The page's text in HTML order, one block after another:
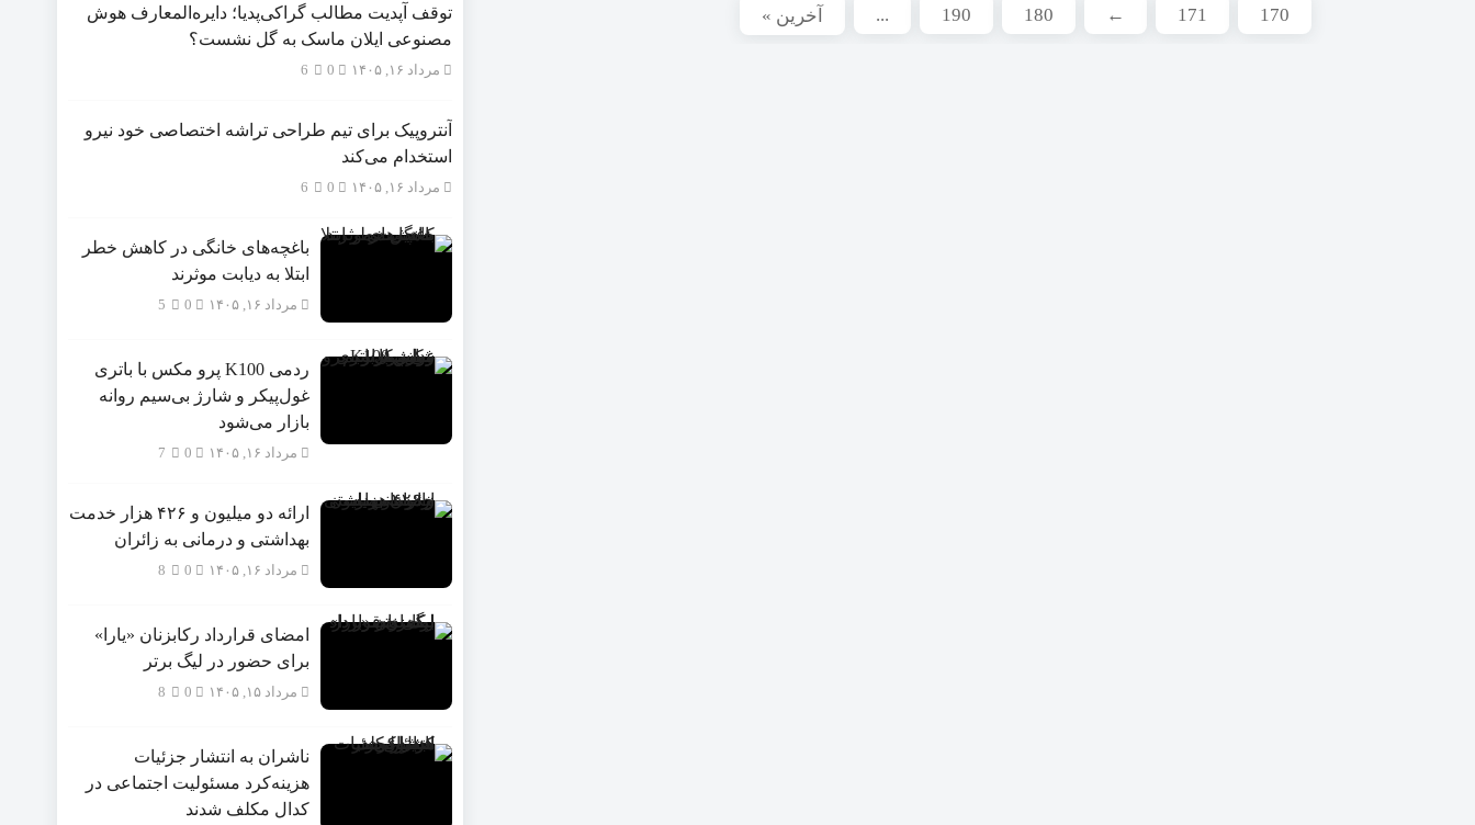
170
171
←
180
190
... آخرین »
توقف آپدیت مطالب گراکی‌پدیا؛ دایره‌المعارف هوش
مصنوعی ایلان ماسک به گل نشست؟
مرداد ۱۶, ۱۴۰۵ 6
آنتروپیک برای تیم طراحی تراشه اختصاصی خود نیرو
استخدام می‌کند
مرداد ۱۶, ۱۴۰۵ 6
باغچه‌های خانگی در کاهش خطر
ابتلا به دیابت موثرند
مرداد ۱۶, ۱۴۰۵ 5
ردمی K100 پرو مکس با باتری
غول‌پیکر و شارژ بی‌سیم روانه
بازار می‌شود
مرداد ۱۶, ۱۴۰۵ 7
ارائه دو میلیون و ۴۲۶ هزار خدمت
بهداشتی و درمانی به زائران
مرداد ۱۶, ۱۴۰۵ 8
امضای قرارداد رکابزنان «یارا»
برای حضور در لیگ برتر
مرداد ۱۵, ۱۴۰۵ 8
ناشران به انتشار جزئیات
هزینه‌کرد مسئولیت اجتماعی در
کدال مکلف شدند